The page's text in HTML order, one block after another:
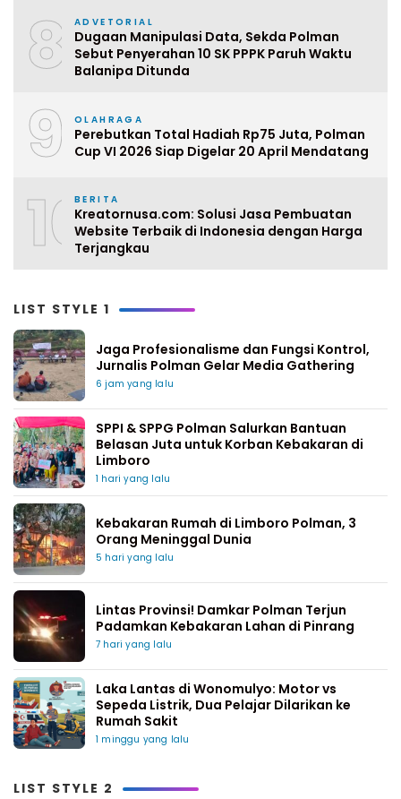
8 ADVETORIAL
Dugaan Manipulasi Data, Sekda Polman
Sebut Penyerahan 10 SK PPPK Paruh Waktu
Balanipa Ditunda
9 OLAHRAGA
Perebutkan Total Hadiah Rp75 Juta, Polman
Cup VI 2026 Siap Digelar 20 April Mendatang
10BERITA
Kreatornusa.com: Solusi Jasa Pembuatan
Website Terbaik di Indonesia dengan Harga
Terjangkau
LIST STYLE 1
Jaga Profesionalisme dan Fungsi Kontrol,
Jurnalis Polman Gelar Media Gathering
6 jam yang lalu
SPPI & SPPG Polman Salurkan Bantuan
Belasan Juta untuk Korban Kebakaran di
Limboro
1 hari yang lalu
Kebakaran Rumah di Limboro Polman, 3
Orang Meninggal Dunia
5 hari yang lalu
Lintas Provinsi! Damkar Polman Terjun
Padamkan Kebakaran Lahan di Pinrang
7 hari yang lalu
Laka Lantas di Wonomulyo: Motor vs
Sepeda Listrik, Dua Pelajar Dilarikan ke
Rumah Sakit
1 minggu yang lalu
LIST STYLE 2